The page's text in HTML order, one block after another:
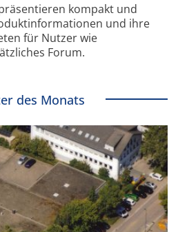
kompakt und
und ihre
für Nutzer wie
Forum.
des Monats